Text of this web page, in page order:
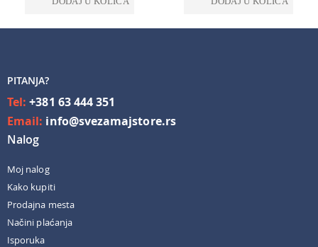
PITANJA?
Tel:+381 63 444 351
Email: info@svezamajstore.rs
Nalog
Moj nalog
Kako kupiti
Prodajna mesta
Načini plaćanja
Isporuka